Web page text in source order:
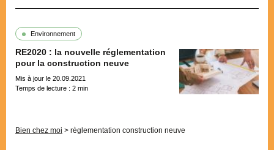
Environnement
RE2020 : la nouvelle réglementation
pour la construction neuve
Mis à jour le 20.09.2021
Temps de lecture : 2 min
Bien chez moi > règlementation construction neuve